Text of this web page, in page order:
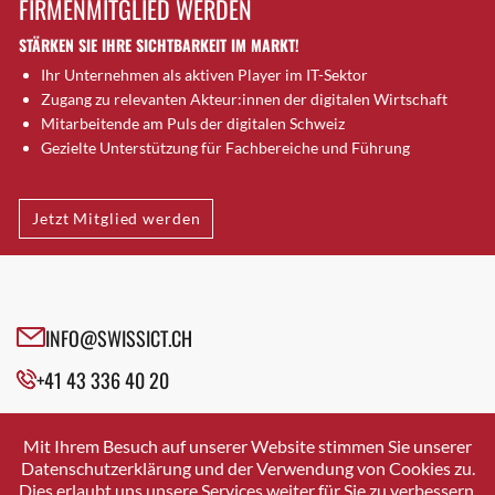
Brütten
Bubendorf
Bubikon
Buchs (SG)
Burgdorf
Bülach
Cazis
Cham
Davos Platz
Davos Platz 1
Dietikon
Dietlikon
FIRMENMITGLIED WERDEN
STÄRKEN SIE IHRE SICHTBARKEIT IM MARKT!
Ihr Unternehmen als aktiven Player im IT-Sektor
Zugang zu relevanten Akteur:innen der digitalen Wirtschaft
Mitarbeitende am Puls der digitalen Schweiz
Gezielte Unterstützung für Fachbereiche und Führung
Jetzt Mitglied werden
INFO@SWISSICT.CH
+41 43 336 40 20
SWISSICT
VULKANSTRASSE 120
8048 ZURICH
Mit Ihrem Besuch auf unserer Website stimmen Sie unserer
Datenschutzerklärung und der Verwendung von Cookies zu.
Dies erlaubt uns unsere Services weiter für Sie zu verbessern.